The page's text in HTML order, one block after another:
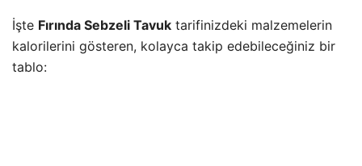
İşte Fırında Sebzeli Tavuk tarifinizdeki malzemelerin
kalorilerini gösteren, kolayca takip edebileceğiniz bir
tablo: